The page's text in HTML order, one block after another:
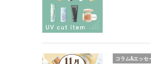
コラム&エッセ